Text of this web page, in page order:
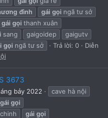
đình gái gọi ngã tư sở
gái gọi thanh xuân
sang gaigoidep
gaigutv
gọi ngã tư sở Trả lời: 0
Diễn
3673
bảy 2022
cave hà nội
gái gọi
gái gọi